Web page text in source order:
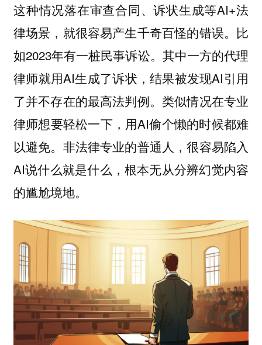
这种情况落在审查合同、诉状生成等AI+法
律场景，就很容易产生千奇百怪的错误。比
如2023年有一桩民事诉讼。其中一方的代理
律师就用AI生成了诉状，结果被发现AI引用
了并不存在的最高法判例。类似情况在专业
律师想要轻松一下，用AI偷个懒的时候都难
以避免。非法律专业的普通人，很容易陷入
AI说什么就是什么，根本无从分辨幻觉内容
的尴尬境地。